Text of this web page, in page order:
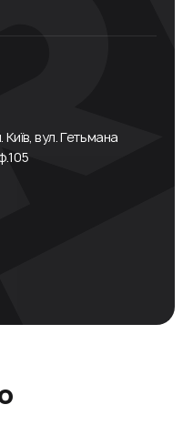
вул. Гетьмана